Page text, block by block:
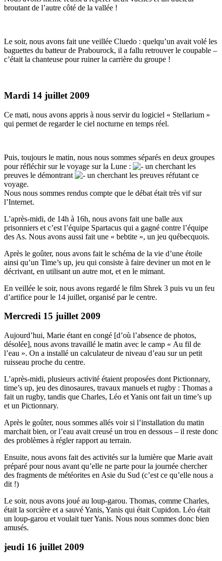
broutant de l’autre côté de la vallée !
Le soir, nous avons fait une veillée Cluedo : quelqu’un avait volé les
baguettes du batteur de Prabourock, il a fallu retrouver le coupable –
c’était la chanteuse pour ruiner la carrière du groupe !
Mardi 14 juillet 2009
Ce mati, nous avons appris à nous servir du logiciel « Stellarium »
qui permet de regarder le ciel nocturne en temps réel.
Puis, toujours le matin, nous nous sommes séparés en deux groupes
pour réfléchir sur le voyage sur la Lune :
un cherchant les
preuves le démontrant
un cherchant les preuves réfutant ce
voyage.
Nous nous sommes rendus compte que le débat était très vif sur
l’Internet.
L’après-midi, de 14h à 16h, nous avons fait une balle aux
prisonniers et c’est l’équipe Spartacus qui a gagné contre l’équipe
des As. Nous avons aussi fait une « bebtite », un jeu québecquois.
Après le goûter, nous avons fait le schéma de la vie d’une étoile
ainsi qu’un Time’s up, jeu qui consiste à faire deviner un mot en le
décrivant, en utilisant un autre mot, et en le mimant.
En veillée le soir, nous avons regardé le film Shrek 3 puis vu un feu
d’artifice pour le 14 juillet, organisé par le centre.
Mercredi 15 juillet 2009
Aujourd’hui, Marie étant en congé [d’où l’absence de photos,
désolée], nous avons travaillé le matin avec le camp « Au fil de
l’eau ». On a installé un calculateur de niveau d’eau sur un petit
ruisseau proche du centre.
L’après-midi, plusieurs activité étaient proposées dont Pictionnary,
time’s up, jeu des dinosaures, travaux manuels et rugby : Thomas a
fait un rugby, tandis que Charles, Léo et Yanis ont fait un time’s up
et un Pictionnary.
Après le goûter, nous sommes allés voir si l’installation du matin
marchait bien, orl’eau avait creusé un trou en dessous – il reste donc
des problèmes à régler rapport au terrain.
Ensuite, nous avons fait des activités sur la lumière que Marie avait
préparé pour nous avant qu’elle ne parte pour la journée chercher
des fragments de météorites en Asie du Sud (c’est ce qu’elle nous a
dit !)
Le soir, nous avons joué au loup-garou. Thomas, comme Charles,
était la sorcière et a sauvé Yanis, Yanis qui était Cupidon. Léo était
un loup-garou et voulait tuer Yanis. Nous nous sommes donc bien
amusés.
jeudi 16 juillet 2009